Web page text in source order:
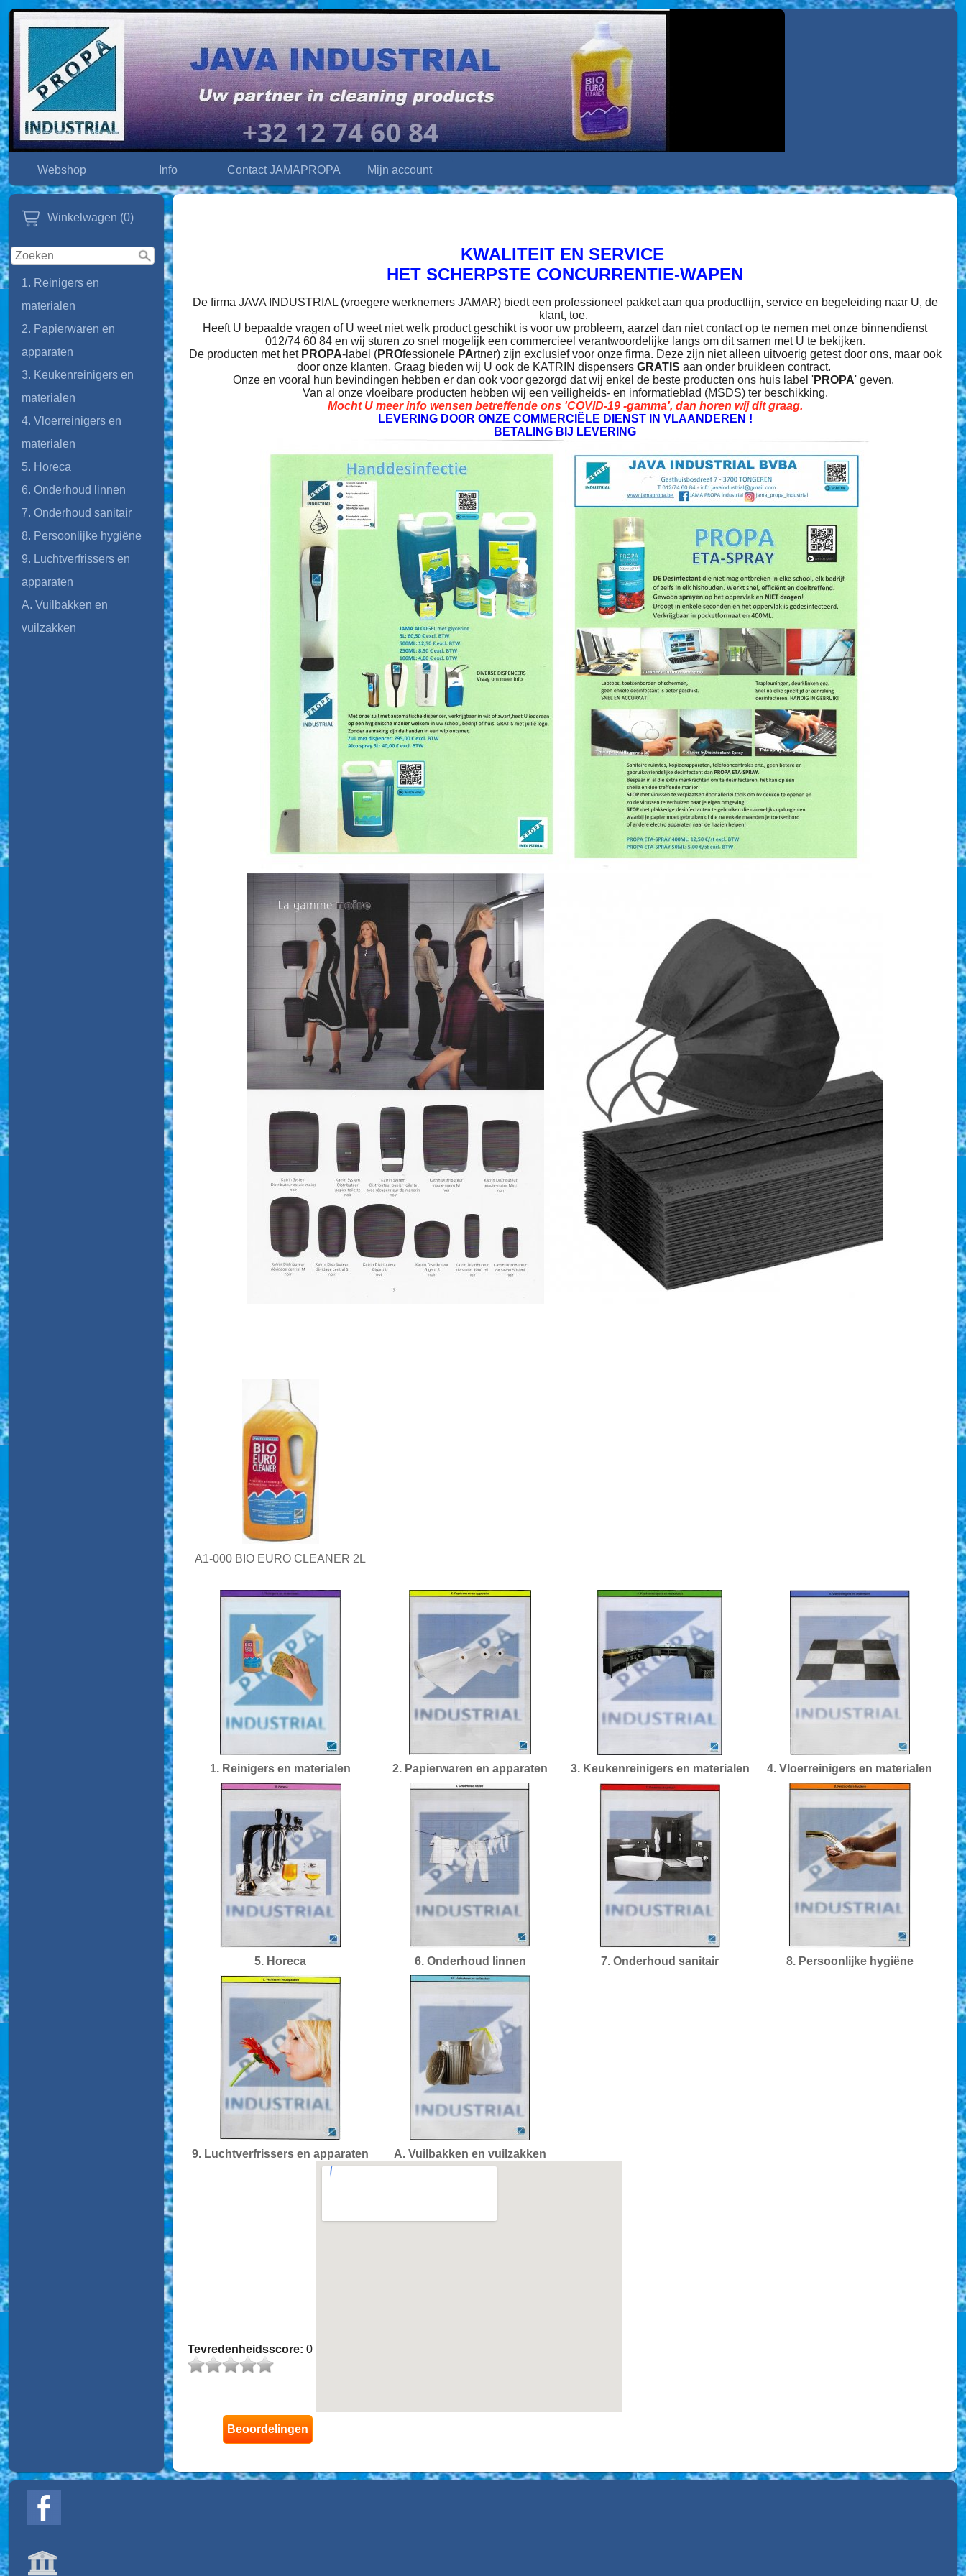
Webshop Info Contact JAMAPROPA Mijn account
Winkelwagen (0)
1. Reinigers en
materialen
2. Papierwaren en
apparaten
3. Keukenreinigers en
materialen
4. Vloerreinigers en
materialen
5. Horeca
6. Onderhoud linnen
7. Onderhoud sanitair
8. Persoonlijke hygiëne
9. Luchtverfrissers en
apparaten
A. Vuilbakken en
vuilzakken
KWALITEIT EN SERVICE
HET SCHERPSTE CONCURRENTIE-WAPEN
De firma JAVA INDUSTRIAL (vroegere werknemers JAMAR) biedt een professioneel pakket aan qua productlijn, service en begeleiding naar U, de
klant, toe.
Heeft U bepaalde vragen of U weet niet welk product geschikt is voor uw probleem, aarzel dan niet contact op te nemen met onze binnendienst
012/74 60 84 en wij sturen zo snel mogelijk een commercieel verantwoordelijke langs om dit samen met U te bekijken.
De producten met het PROPA-label (PROfessionele PArtner) zijn exclusief voor onze firma. Deze zijn niet alleen uitvoerig getest door ons, maar ook
door onze klanten. Graag bieden wij U ook de KATRIN dispensers GRATIS aan onder bruikleen contract.
Onze en vooral hun bevindingen hebben er dan ook voor gezorgd dat wij enkel de beste producten ons huis label 'PROPA' geven.
Van al onze vloeibare producten hebben wij een veiligheids- en informatieblad (MSDS) ter beschikking.
Mocht U meer info wensen betreffende ons 'COVID-19 -gamma', dan horen wij dit graag.
LEVERING DOOR ONZE COMMERCIËLE DIENST IN VLAANDEREN !
BETALING BIJ LEVERING
A1-000 BIO EURO CLEANER 2L
1. Reinigers en materialen 2. Papierwaren en apparaten 3. Keukenreinigers en materialen 4. Vloerreinigers en materialen
5. Horeca 6. Onderhoud linnen 7. Onderhoud sanitair 8. Persoonlijke hygiëne
9. Luchtverfrissers en apparaten A. Vuilbakken en vuilzakken
Tevredenheidsscore: 0
Beoordelingen